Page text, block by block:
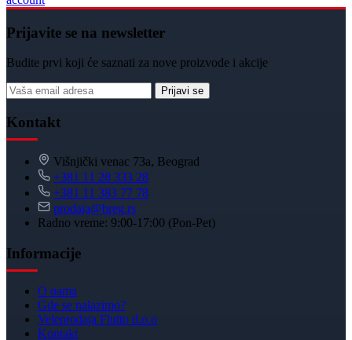
Prijavite se na newsletter
Budite prvi koji će saznati za nove proizvode i akcije
Prijavi se
Kontakt
Višnjički venac 73a, Beograd
+381 11 28 333 28
+381 11 383 77 78
prodaja@breg.rs
Radno vreme: 9:00-17:00 (Pon-Pet)
Informacije
O nama
Gde se nalazimo?
Veleprodaja Flutto d.o.o
Kontakt